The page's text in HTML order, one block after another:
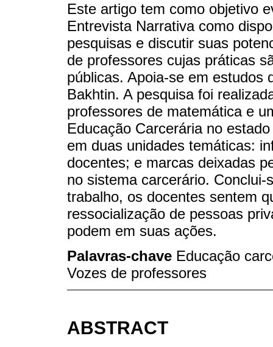
Este artigo tem como objetivo
Entrevista Narrativa como
pesquisas e discutir suas
de professores cujas práticas
públicas. Apoia-se em estudos
Bakhtin. A pesquisa foi
professores de matemática e
Educação Carcerária no
em duas unidades temáticas:
docentes; e marcas deixadas
no sistema carcerário.
trabalho, os docentes sentem
ressocialização de pessoas
podem em suas ações.
Palavras-chave Educação
Vozes de professores
ABSTRACT